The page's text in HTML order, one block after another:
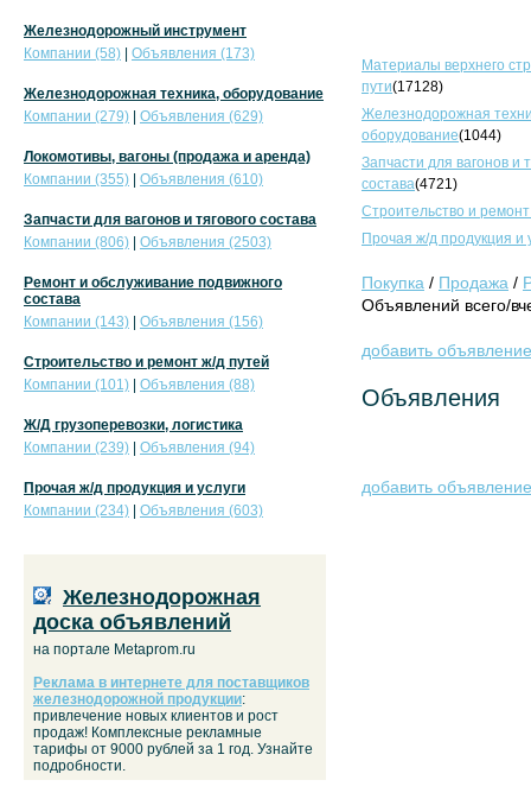
Материалы верхнего
пути(17128)
Железнодорожная
оборудование(1044)
Запчасти для вагонов и
состава(4721)
Строительство и
Прочая ж/д продукция и
Покупка / Продажа /
Объявлений всего/
добавить объявление
Объявления
добавить объявление
Железнодорожный инструмент
Компании (58)
Объявления (173)
Железнодорожная техника, оборудование
Компании (279)
Объявления (629)
Локомотивы, вагоны (продажа и аренда)
Компании (355)
Объявления (610)
Запчасти для вагонов и тягового состава
Компании (806)
Объявления (2503)
Ремонт и обслуживание подвижного
состава
Компании (143)
Объявления (156)
Строительство и ремонт ж/д путей
Компании (101)
Объявления (88)
Ж/Д грузоперевозки, логистика
Компании (239)
Объявления (94)
Прочая ж/д продукция и услуги
Компании (234)
Объявления (603)
Железнодорожная
доска объявлений
на портале Metaprom.ru
Реклама в интернете для поставщиков
железнодорожной продукции:
привлечение новых клиентов и рост
продаж! Комплексные рекламные
тарифы от 9000 рублей за 1 год. Узнайте
подробности.